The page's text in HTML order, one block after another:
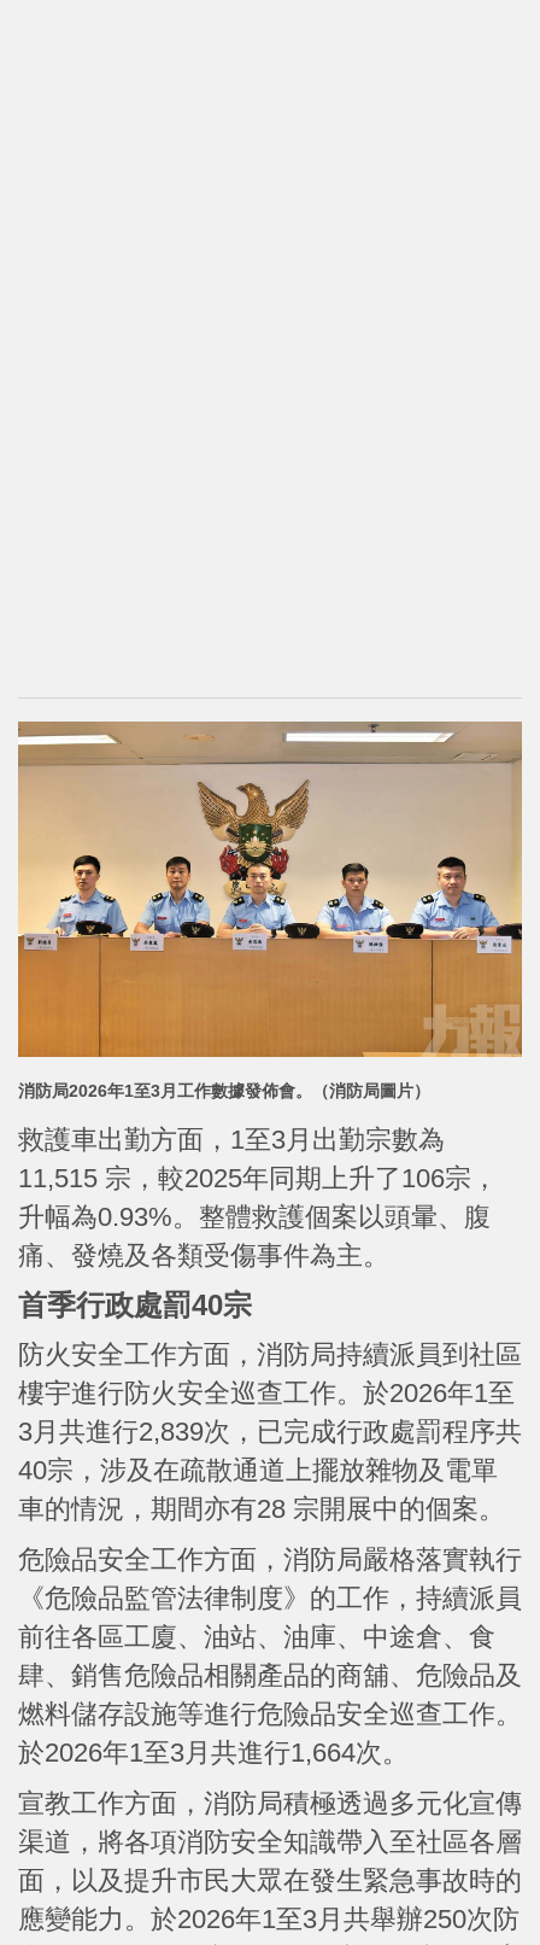
消防局2026年1至3月工作數據發佈會。（消防局圖片）
救護車出勤方面，1至3月出勤宗數為
11,515 宗，較2025年同期上升了106宗，
升幅為0.93%。整體救護個案以頭暈、腹
痛、發燒及各類受傷事件為主。
首季行政處罰40宗
防火安全工作方面，消防局持續派員到社區
樓宇進行防火安全巡查工作。於2026年1至
3月共進行2,839次，已完成行政處罰程序共
40宗，涉及在疏散通道上擺放雜物及電單
車的情況，期間亦有28 宗開展中的個案。
危險品安全工作方面，消防局嚴格落實執行
《危險品監管法律制度》的工作，持續派員
前往各區工廈、油站、油庫、中途倉、食
肆、銷售危險品相關產品的商舖、危險品及
燃料儲存設施等進行危險品安全巡查工作。
於2026年1至3月共進行1,664次。
宣教工作方面，消防局積極透過多元化宣傳
渠道，將各項消防安全知識帶入至社區各層
面，以及提升市民大眾在發生緊急事故時的
應變能力。於2026年1至3月共舉辦250次防